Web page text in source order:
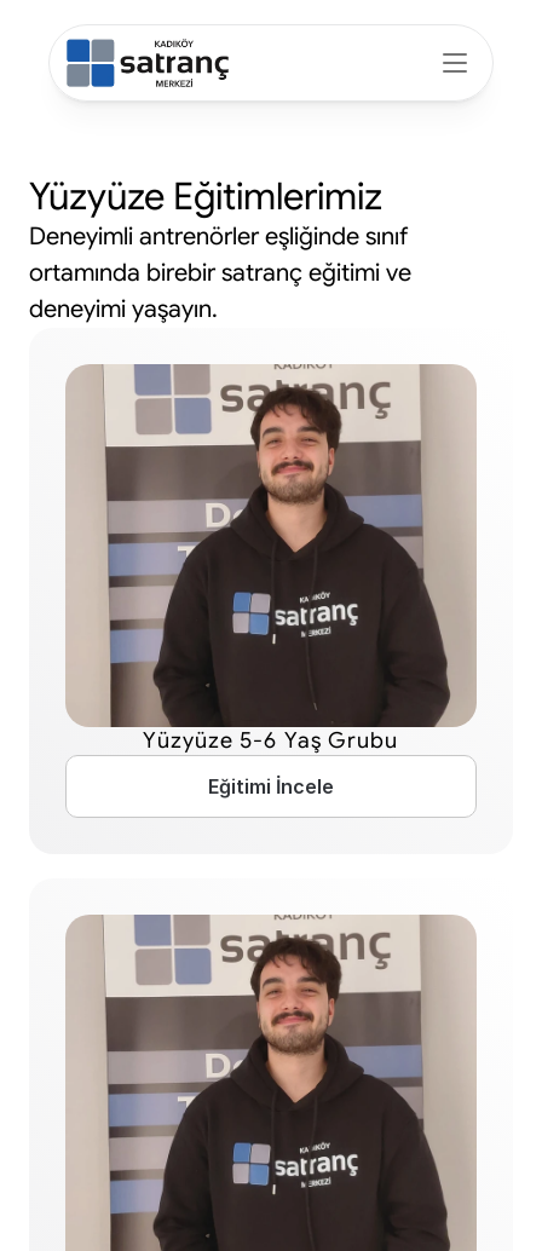
Yüzyüze Eğitimlerimiz
Deneyimli antrenörler eşliğinde sınıf
ortamında birebir satranç eğitimi ve
deneyimi yaşayın.
Yüzyüze 5-6 Yaş Grubu
Eğitimi İncele